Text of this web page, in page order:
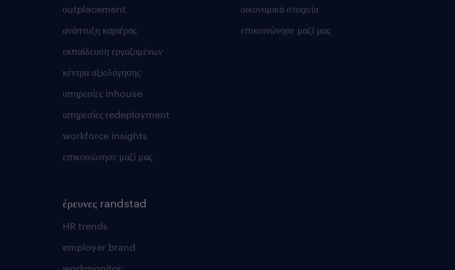
οutplacement
ανάπτυξη καριέρας
εκπαίδευση εργαζομένων
κέντρα αξιολόγησης
υπηρεσίες inhouse
υπηρεσίες redeployment
workforce insights
επικοινώνησε μαζί μας
έρευνες randstad
HR trends
employer brand
οικονομικά στοιχεία
επικοινώνησε μαζί μας